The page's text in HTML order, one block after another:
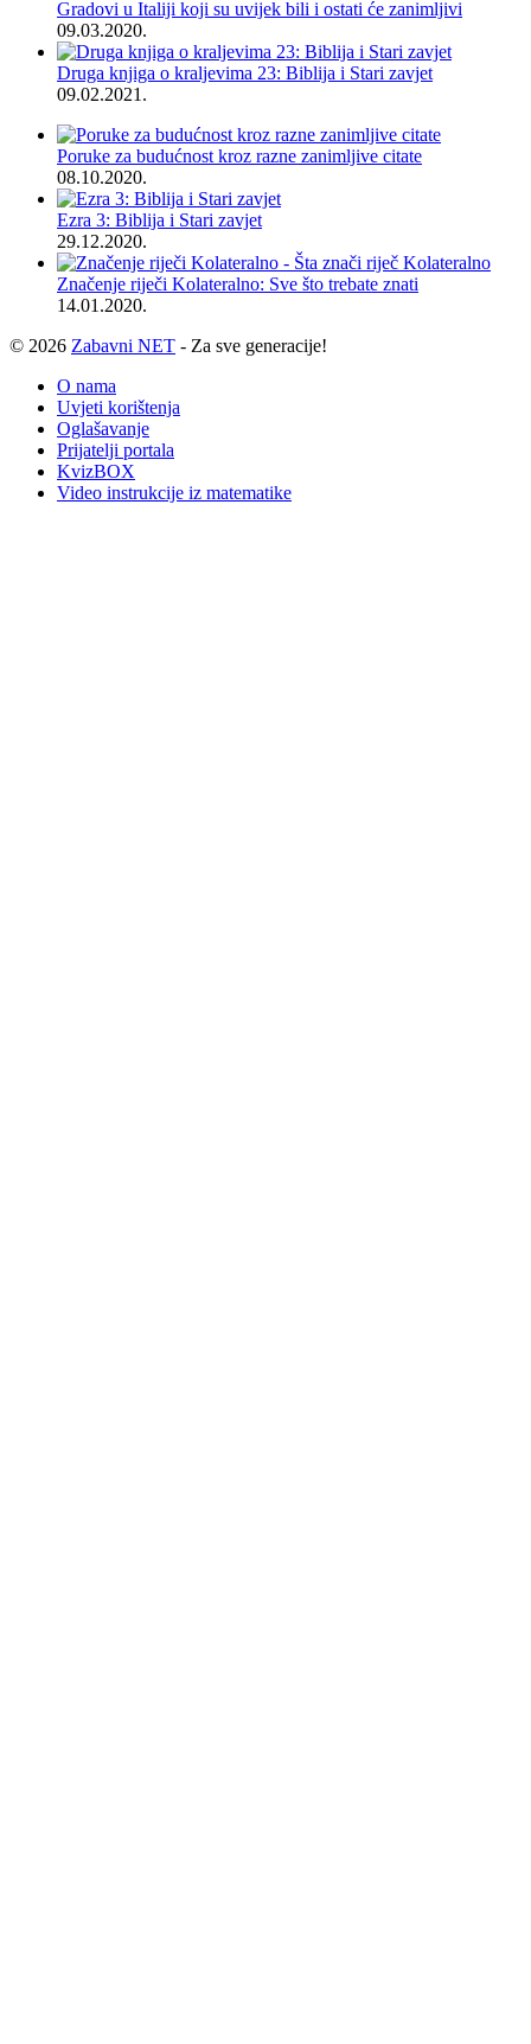
Gradovi u Italiji koji su uvijek bili i ostati će zanimljivi
09.03.2020.
Druga knjiga o kraljevima 23: Biblija i Stari zavjet
09.02.2021.
Poruke za budućnost kroz razne zanimljive citate
08.10.2020.
Ezra 3: Biblija i Stari zavjet
29.12.2020.
Značenje riječi Kolateralno: Sve što trebate znati
14.01.2020.
© 2026 Zabavni NET - Za sve generacije!
O nama
Uvjeti korištenja
Oglašavanje
Prijatelji portala
KvizBOX
Video instrukcije iz matematike